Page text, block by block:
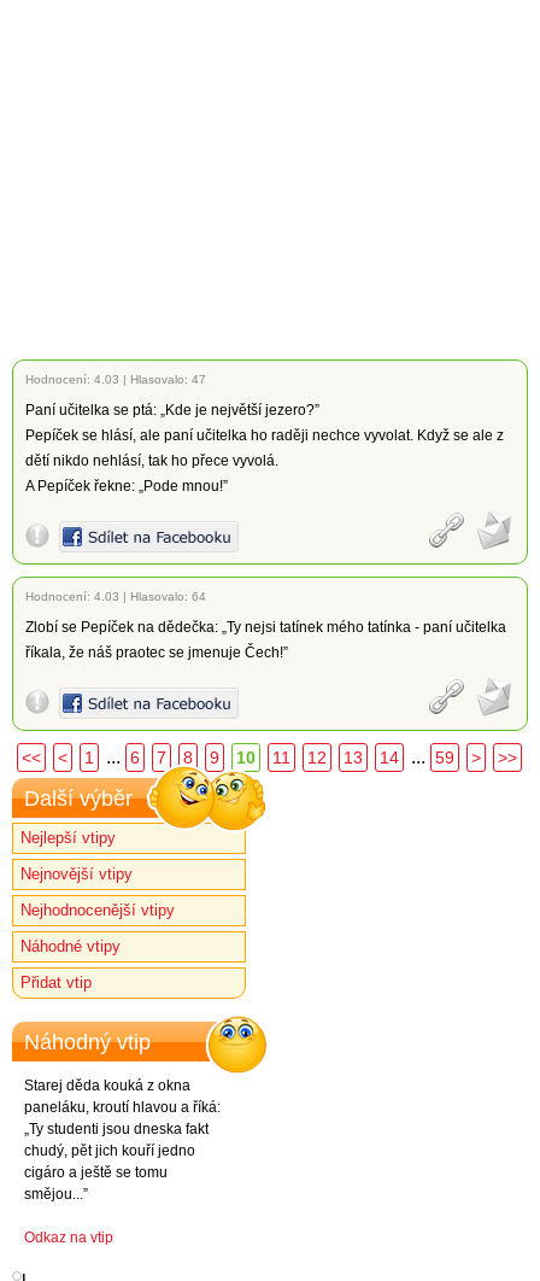
Hodnocení: 4.03 | Hlasovalo: 47
Paní učitelka se ptá: „Kde je největší jezero?”
Pepíček se hlásí, ale paní učitelka ho raději nechce vyvolat. Když se ale z
dětí nikdo nehlásí, tak ho přece vyvolá.
A Pepíček řekne: „Pode mnou!”
Hodnocení: 4.03 | Hlasovalo: 64
Zlobí se Pepíček na dědečka: „Ty nejsi tatínek mého tatínka - paní učitelka
říkala, že náš praotec se jmenuje Čech!”
<< < 1 ... 6 7 8 9 10 11 12 13 14 ... 59 > >>
Další výběr
Nejlepší vtipy
Nejnovější vtipy
Nejhodnocenější vtipy
Náhodné vtipy
Přidat vtip
Náhodný vtip
Starej děda kouká z okna
paneláku, kroutí hlavou a říká:
„Ty studenti jsou dneska fakt
chudý, pět jich kouří jedno
cigáro a ještě se tomu
smějou...”
Odkaz na vtip